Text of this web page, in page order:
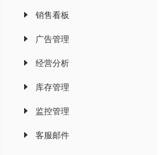
销售看板
广告管理
经营分析
库存管理
监控管理
客服邮件